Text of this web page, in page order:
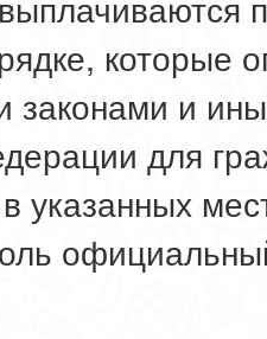
которые
и
для
указанных